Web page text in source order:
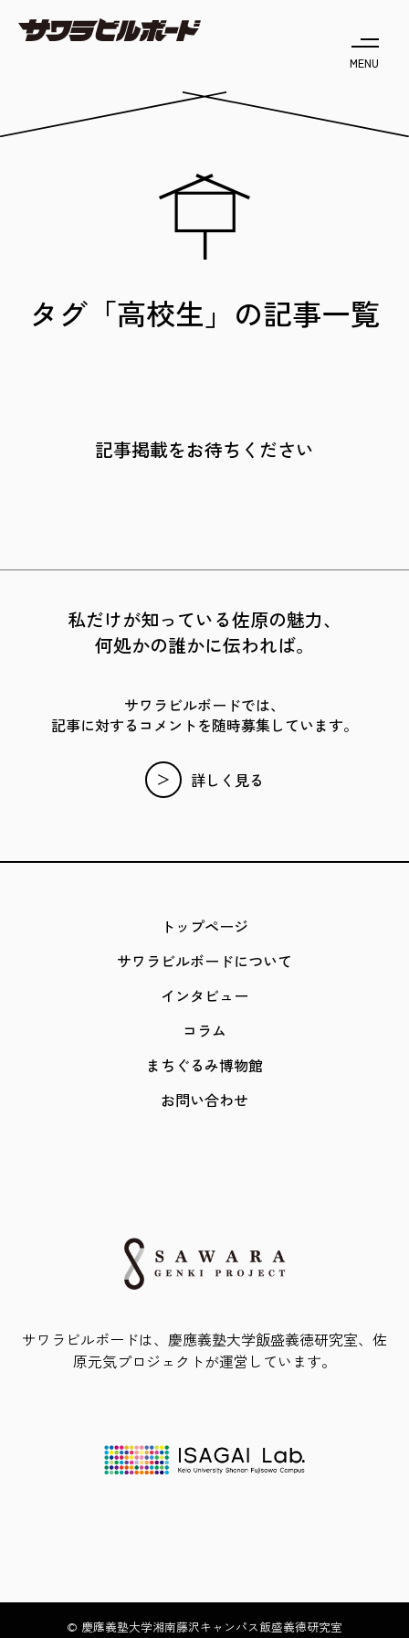
MENU
タグ「高校生」の記事一覧
記事掲載をお待ちください
私だけが知っている佐原の魅力、
何処かの誰かに伝われば。
サワラビルボードでは、
記事に対するコメントを随時募集しています。
詳しく見る
トップページ
サワラビルボードについて
インタビュー
コラム
まちぐるみ博物館
お問い合わせ
サワラビルボードは、慶應義塾大学飯盛義徳研究室、佐
原元気プロジェクトが運営しています。
© 慶應義塾大学湘南藤沢キャンパス飯盛義徳研究室